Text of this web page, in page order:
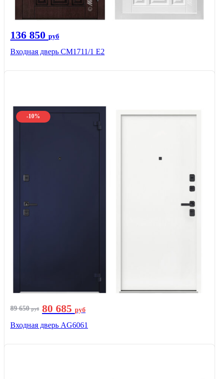
136 850 руб
Входная дверь CМ1711/1 Е2
-10%
89 650руб 80 685 руб
Входная дверь AG6061